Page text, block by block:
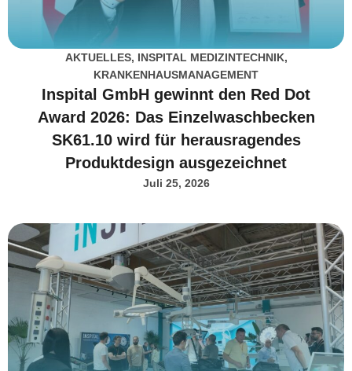
AKTUELLES, INSPITAL MEDIZINTECHNIK,
KRANKENHAUSMANAGEMENT
Inspital GmbH gewinnt den Red Dot
Award 2026: Das Einzelwaschbecken
SK61.10 wird für herausragendes
Produktdesign ausgezeichnet
Juli 25, 2026